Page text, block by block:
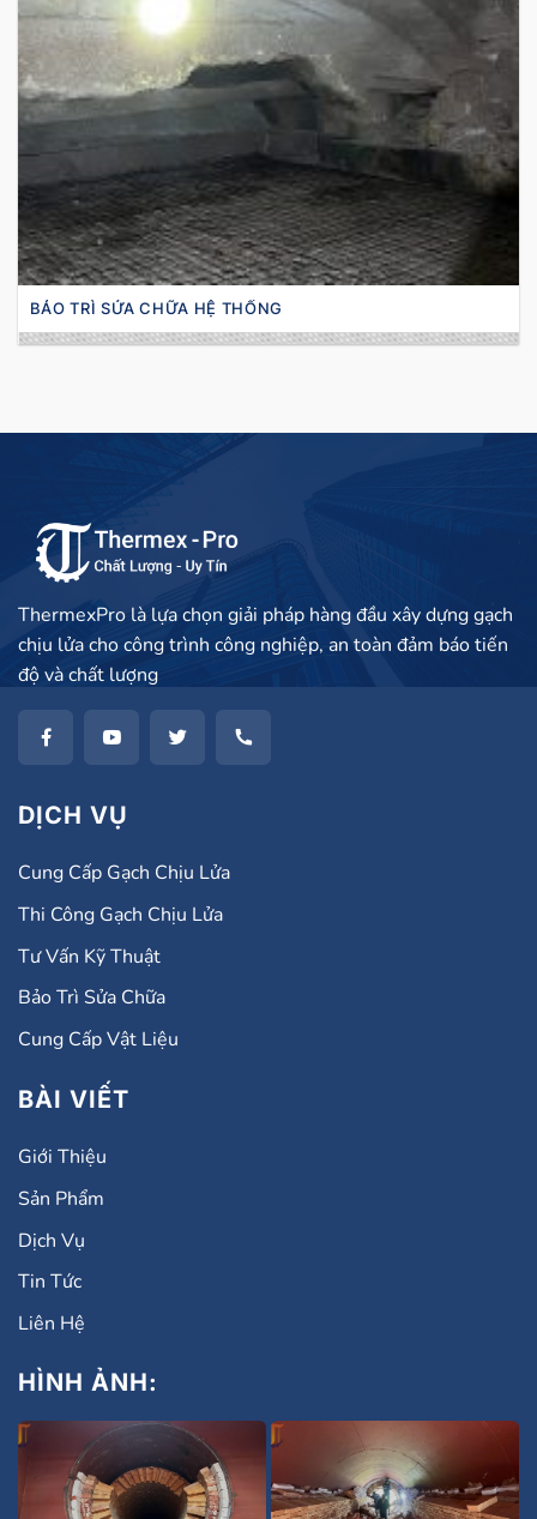
BẢO TRÌ SỬA CHỮA HỆ THỐNG
ThermexPro là lựa chọn giải pháp hàng đầu xây dựng gạch
chịu lửa cho công trình công nghiệp, an toàn đảm báo tiến
độ và chất lượng
DỊCH VỤ
Cung Cấp Gạch Chịu Lửa
Thi Công Gạch Chịu Lửa
Tư Vấn Kỹ Thuật
Bảo Trì Sửa Chữa
Cung Cấp Vật Liệu
BÀI VIẾT
Giới Thiệu
Sản Phẩm
Dịch Vụ
Tin Tức
Liên Hệ
HÌNH ẢNH: